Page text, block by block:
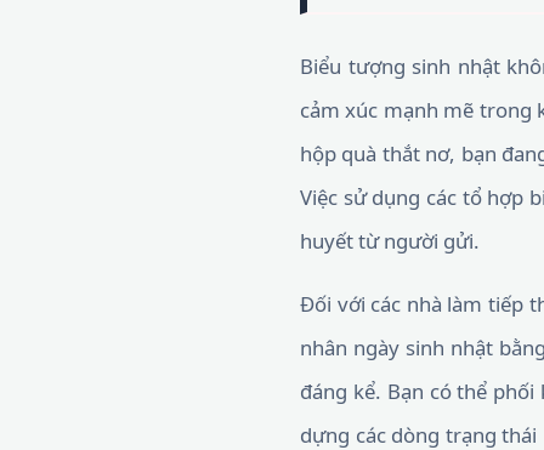
Biểu tượng sinh nhật
cảm xúc mạnh mẽ trong
hộp quà thắt nơ, bạn
Việc sử dụng các tổ hợp
huyết từ người gửi.
Đối với các nhà làm tiếp
nhân ngày sinh nhật
đáng kể. Bạn có thể
dựng các dòng trạng